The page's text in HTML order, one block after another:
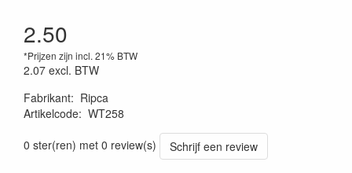
2.50
*Prijzen zijn incl. 21% BTW
2.07 excl. BTW
Fabrikant: Ripca
Artikelcode: WT258
0 ster(ren) met 0 review(s)
Schrijf een review